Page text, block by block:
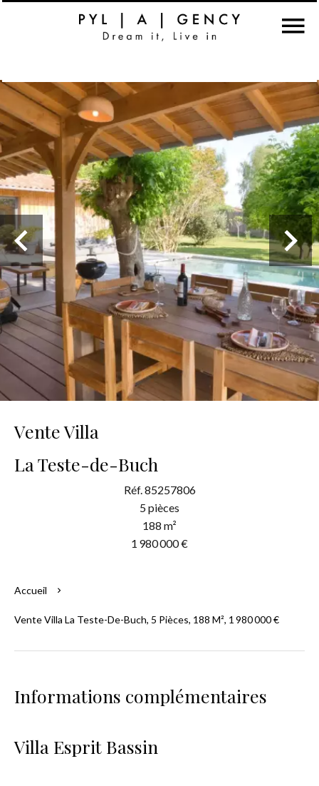
Vente Villa
La Teste-de-Buch
Réf. 85257806
5 pièces
188 m²
1 980 000 €
Accueil
Vente Villa La Teste-De-Buch, 5 Pièces, 188 M², 1 980 000 €
Informations complémentaires
Villa Esprit Bassin